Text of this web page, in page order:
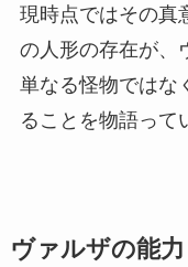
現時点ではその真
の人形の存在が、
単なる怪物ではな
ることを物語って
ヴァルザの能